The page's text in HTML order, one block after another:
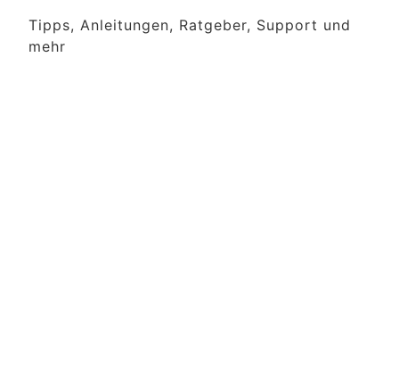
Tipps, Anleitungen, Ratgeber, Support und
mehr